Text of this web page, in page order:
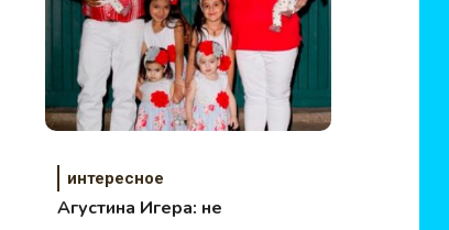
интересное
Агустина Игера: не